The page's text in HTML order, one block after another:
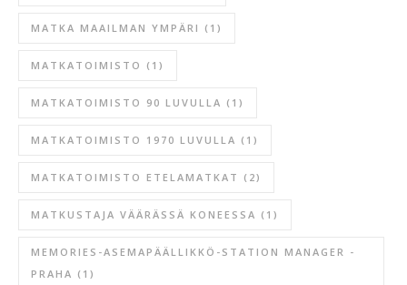
MATKA MAAILMAN YMPÄRI (1)
MATKATOIMISTO (1)
MATKATOIMISTO 90 LUVULLA (1)
MATKATOIMISTO 1970 LUVULLA (1)
MATKATOIMISTO ETELAMATKAT (2)
MATKUSTAJA VÄÄRÄSSÄ KONEESSA (1)
MEMORIES-ASEMAPÄÄLLIKKÖ-STATION MANAGER -
PRAHA (1)